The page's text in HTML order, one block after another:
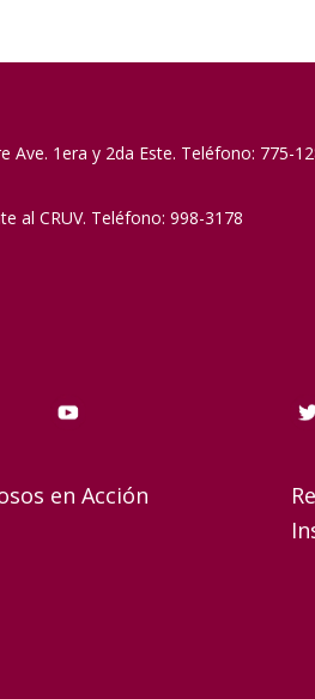
Ave. 1era y 2da Este. Teléfono: 775-
al CRUV. Teléfono: 998-3178
en Acción